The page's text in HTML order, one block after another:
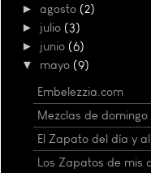
► agosto (2)
► julio (3)
► junio (6)
▼ mayo (9)
Embelezzia.com
Mezclas de domingo
El Zapato del día y
Los Zapatos de mis